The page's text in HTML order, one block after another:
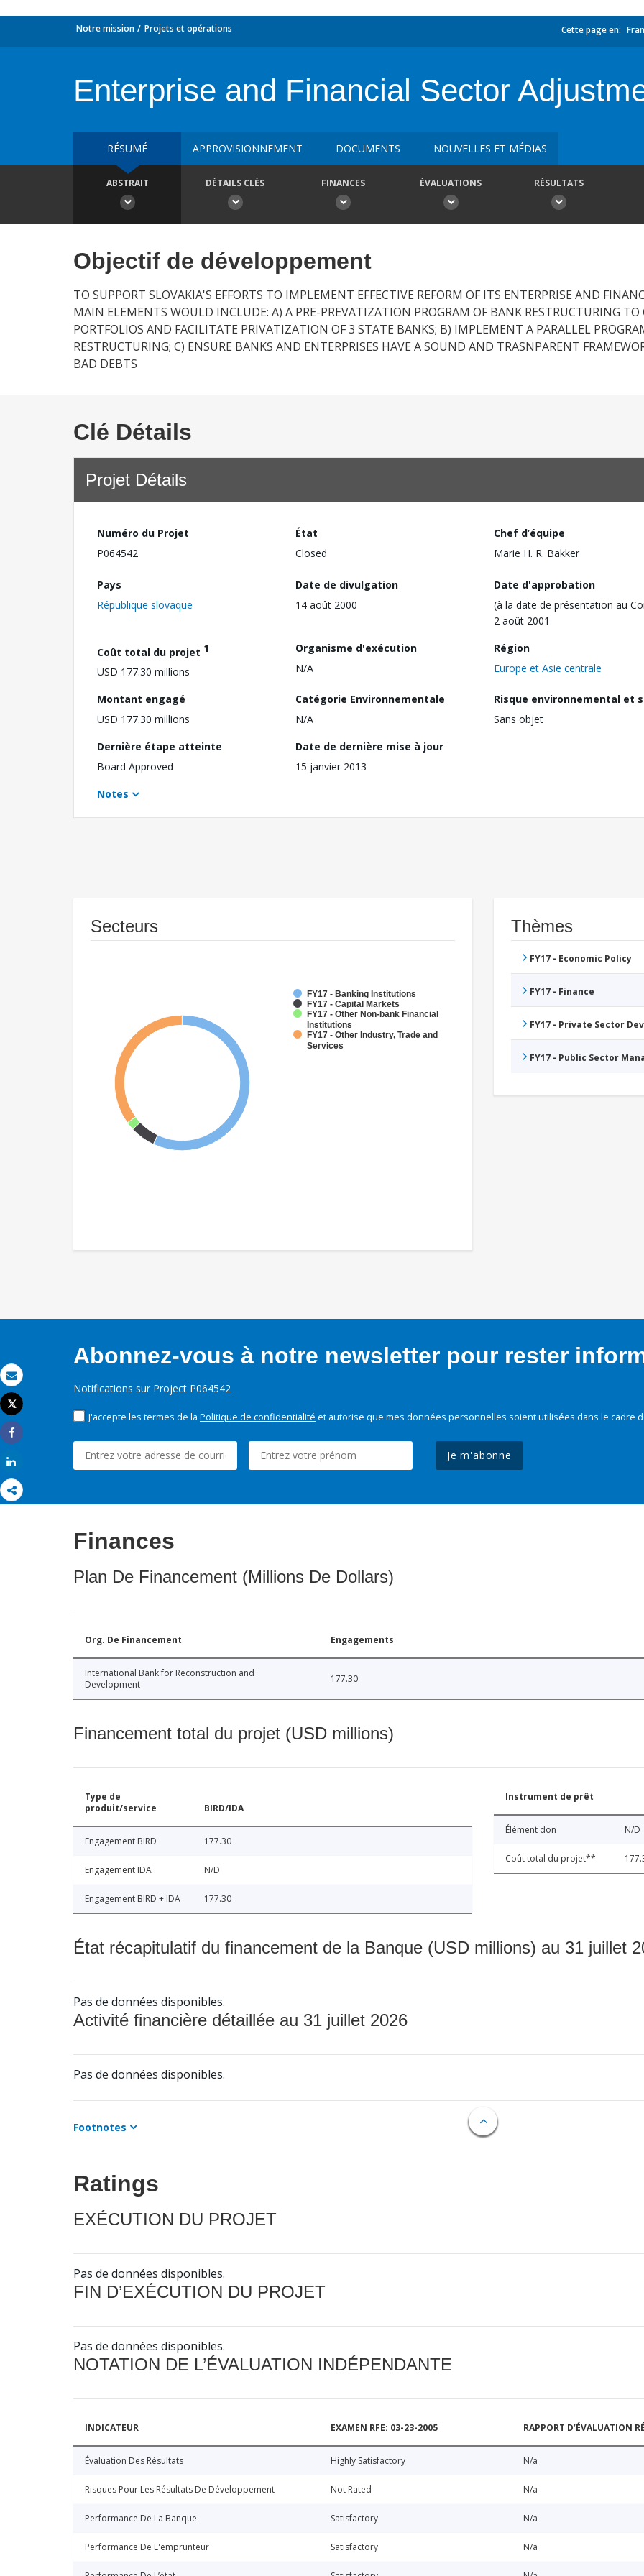
Email
Imprimer
Tweet
Share
Notre mission Projets et opérations Cette page en:
Enterprise and Financial Sector
RÉSUMÉ APPROVISIONNEMENT DOCUMENTS NOUVELLES ET MÉDIAS
ABSTRAIT DÉTAILS CLÉS FINANCES ÉVALUATIONS RÉSULTATS
Objectif de développement
TO SUPPORT SLOVAKIA'S EFFORTS TO IMPLEMENT EFFECTIVE REFORM OF ITS ENTERPRISE AND
MAIN ELEMENTS WOULD INCLUDE: A) A PRE-PREVATIZATION PROGRAM OF BANK RESTRUCTURING
PORTFOLIOS AND FACILITATE PRIVATIZATION OF 3 STATE BANKS; B) IMPLEMENT A PARALLEL
RESTRUCTURING; C) ENSURE BANKS AND ENTERPRISES HAVE A SOUND AND TRASNPARENT
BAD DEBTS
Clé Détails
Projet Détails
Numéro du Projet
P064542
État
Closed
Chef d’équipe
Marie H. R. Bakker
Pays
République slovaque
Date de divulgation
14 août 2000
Date d'approbation
(à la date de présentation au
2 août 2001
Coût total du projet 1
USD 177.30 millions
Organisme d'exécution
N/A
Région
Europe et Asie centrale
Montant engagé
USD 177.30 millions
Catégorie Environnementale
N/A
Risque environnemental et
Sans objet
Dernière étape atteinte
Board Approved
Date de dernière mise à jour
15 janvier 2013
Notes
Secteurs
FY17 - Banking Institutions
FY17 - Capital Markets
FY17 - Other Non-bank Financial
Institutions
FY17 - Other Industry, Trade and
Services
Thèmes
FY17 - Economic Policy
FY17 - Finance
FY17 - Private Sector
FY17 - Public Sector
Abonnez-vous à notre newsletter pour rester
Notifications sur Project P064542
J'accepte les termes de la Politique de confidentialité et autorise que mes données personnelles soient utilisées dans le cadre
Je m'abonne
Finances
Plan De Financement (Millions De Dollars)
Org. De Financement Engagements
International Bank for Reconstruction and
Development
177.30
Financement total du projet (USD millions)
Type de
produit/service
BIRD/IDA
Engagement BIRD 177.30
Engagement IDA N/D
Engagement BIRD + IDA 177.30
Instrument de prêt
Élément don N/D
Coût total du projet**
État récapitulatif du financement de la Banque (USD millions) au 31 juillet
Pas de données disponibles.
Activité financière détaillée au 31 juillet 2026
Pas de données disponibles.
Footnotes
Ratings
EXÉCUTION DU PROJET
Pas de données disponibles.
FIN D’EXÉCUTION DU PROJET
Pas de données disponibles.
NOTATION DE L’ÉVALUATION INDÉPENDANTE
INDICATEUR EXAMEN RFE: 03-23-2005 RAPPORT D’ÉVALUATION
Évaluation Des Résultats Highly Satisfactory N/a
Risques Pour Les Résultats De Développement Not Rated N/a
Performance De La Banque Satisfactory N/a
Performance De L'emprunteur Satisfactory N/a